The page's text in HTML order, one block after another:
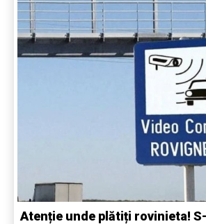
Atenție unde plătiți rovinieta!